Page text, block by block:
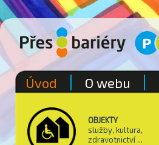
OBJEKTY
služby, kultura,
zdravotnictví ...
Úvod O webu